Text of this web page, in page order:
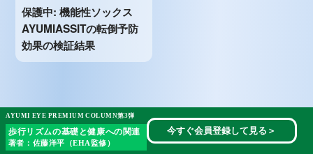
保護中: 機能性ソックス
AYUMIASSITの転倒予防
効果の検証結果
介護・医療業界の累計導入数1,000件以上
数名から100名超まで様々な施設で
AYUMI EYE PREMIUM COLUMN第3弾
歩行リズムの基礎と健康への関連
著者：佐藤洋平（EHA監修）
今すぐ会員登録して見る ＞